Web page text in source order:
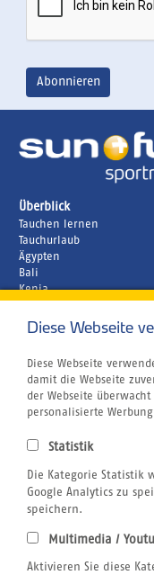
Überblick
Tauchen lernen
Tauchurlaub
Ägypten
Bali
Kenia
Unternehmen
Airline Blacklist
Centrum für Reisemedizin
Bildnachweis
Gutschein
Klimabewusst Reisen
Reiseversicherung
Windsurfen
Wingfoilen
Wingfoilen
Rechtliches
Diese Webseite
Diese Webseite
damit die Webseite
der Webseite
personalisierte
Statistik
Die Kategorie Statistik
Google Analytics zu
speichern.
Multimedia /
Aktivieren Sie diese